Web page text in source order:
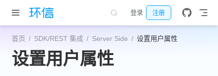
跳至主要內容
登录 注册
首页 SDK/REST 集成 Server Side 设置用户属性
设置用户属性